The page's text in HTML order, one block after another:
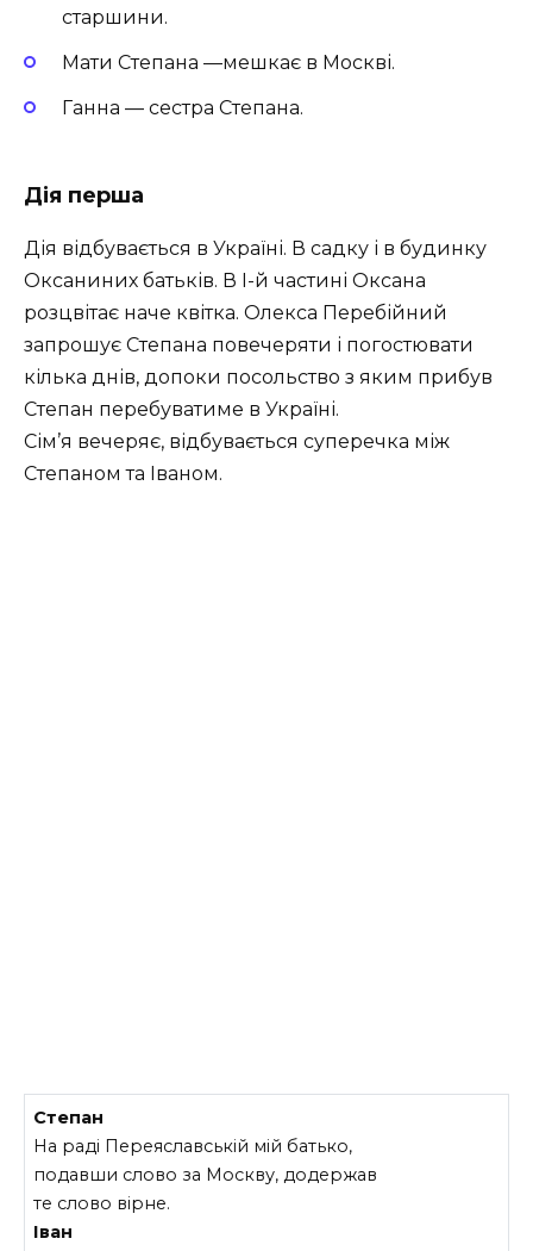
старшини.
Мати Степана —мешкає в Москві.
Ганна — сестра Степана.
Дія перша
Дія відбувається в Україні. В садку і в будинку
Оксаниних батьків. В I-й частині Оксана
розцвітає наче квітка. Олекса Перебійний
запрошує Степана повечеряти і погостювати
кілька днів, допоки посольство з яким прибув
Степан перебуватиме в Україні.
Сім’я вечеряє, відбувається суперечка між
Степаном та Іваном.
Степан
На раді Переяславській мій батько,
подавши слово за Москву, додержав
те слово вірне.
Іван